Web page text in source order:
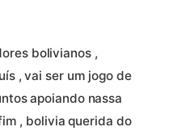
bolivianos ,
, vai ser um jogo de
apoiando nassa
, bolivia querida do